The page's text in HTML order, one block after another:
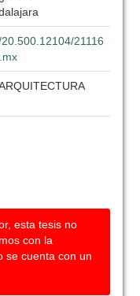
21116
esta tesis no
con la
se cuenta con un